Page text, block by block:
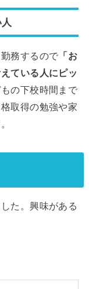
務するので 「お
ている人にピッ
の下校時間まで
取得の勉強や家
た。興味がある